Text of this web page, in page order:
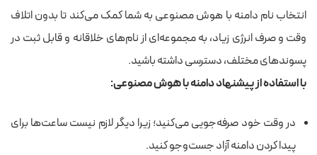
انتخاب نام دامنه با هوش مصنوعی به شما کمک می‌کند تا بدون اتلاف
وقت و صرف انرژی زیاد، به مجموعه‌ای از نام‌های خلاقانه و قابل ثبت در
پسوندهای مختلف، دسترسی داشته باشید.
با استفاده از پیشنهاد دامنه با هوش مصنوعی:
در وقت خود صرفه‌جویی می‌کنید؛ زیرا دیگر لازم نیست ساعت‌ها برای
پیدا کردن دامنه آزاد جست‌وجو کنید.